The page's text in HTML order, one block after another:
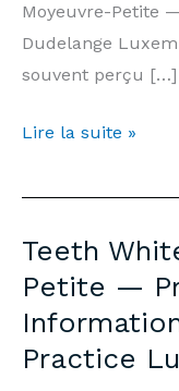
Moyeuvre-Petite
Dudelange
souvent perçu […]
Blanchiment
Moyeuvre-
—
Prix
500€
&
Lire la suite »
Teeth
Petite —
Practice